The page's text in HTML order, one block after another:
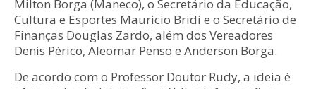
Milton Borga (Maneco), o Secretário da Educação,
Cultura e Esportes Mauricio Bridi e o Secretário de
Finanças Douglas Zardo, além dos Vereadores
Denis Périco, Aleomar Penso e Anderson Borga.
De acordo com o Professor Doutor Rudy, a ideia é